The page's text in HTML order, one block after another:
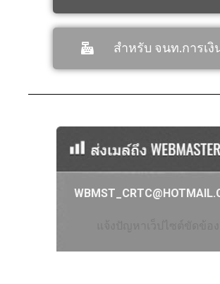
สำหรับ จนท.การเงิ